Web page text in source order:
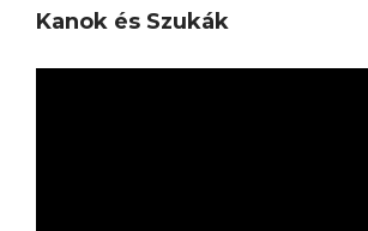
Kanok és Szukák